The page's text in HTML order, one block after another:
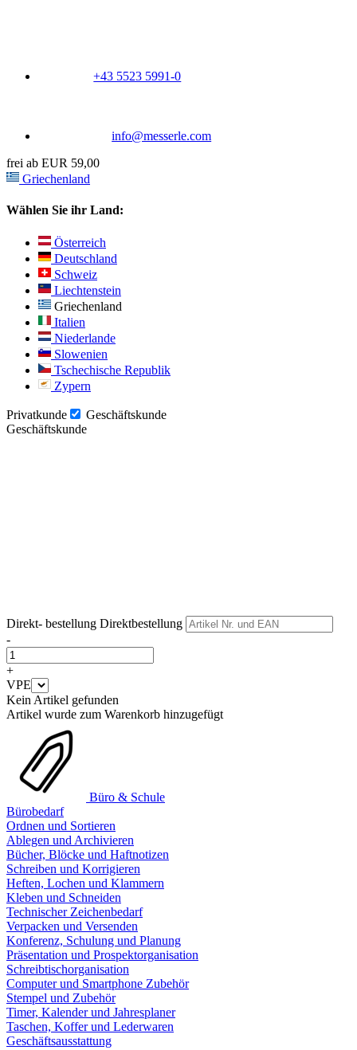
+43 5523 5991-0
info@messerle.com
frei ab EUR 59,00
Griechenland
Wählen Sie ihr Land:
Österreich
Deutschland
Schweiz
Liechtenstein
Griechenland
Italien
Niederlande
Slowenien
Tschechische Republik
Zypern
Privatkunde
Geschäftskunde
Geschäftskunde
Direkt- bestellung Direktbestellung
-
+
VPE
Kein Artikel gefunden
Artikel wurde zum Warenkorb hinzugefügt
Büro & Schule
Bürobedarf
Ordnen und Sortieren
Ablegen und Archivieren
Bücher, Blöcke und Haftnotizen
Schreiben und Korrigieren
Heften, Lochen und Klammern
Kleben und Schneiden
Technischer Zeichenbedarf
Verpacken und Versenden
Konferenz, Schulung und Planung
Präsentation und Prospektorganisation
Schreibtischorganisation
Computer und Smartphone Zubehör
Stempel und Zubehör
Timer, Kalender und Jahresplaner
Taschen, Koffer und Lederwaren
Geschäftsausstattung